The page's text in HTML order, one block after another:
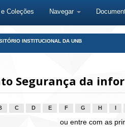
Coleções Navegar
INSTITUCIONAL DA UNB
Segurança da
C D E F G H
ou entre com as